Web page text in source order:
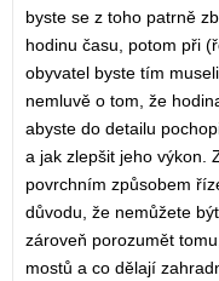
byste se z toho patrně
hodinu času, potom při
obyvatel byste tím
nemluvě o tom, že
abyste do detailu
a jak zlepšit jeho výkon.
povrchním způsobem
důvodu, že nemůžete
zároveň porozumět
mostů a co dělají